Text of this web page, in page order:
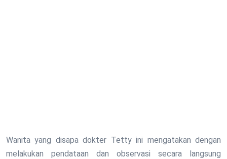
Wanita yang disapa dokter Tetty ini mengatakan dengan
melakukan pendataan dan observasi secara langsung